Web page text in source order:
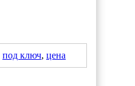
под ключ, цена